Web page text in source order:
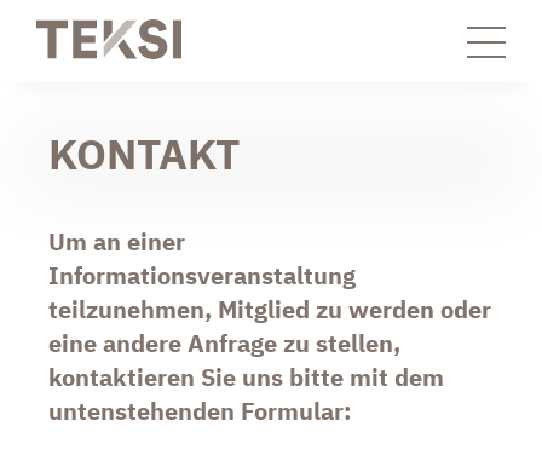
KONTAKT
Um an einer
Informationsveranstaltung
teilzunehmen, Mitglied zu werden oder
eine andere Anfrage zu stellen,
kontaktieren Sie uns bitte mit dem
untenstehenden Formular: